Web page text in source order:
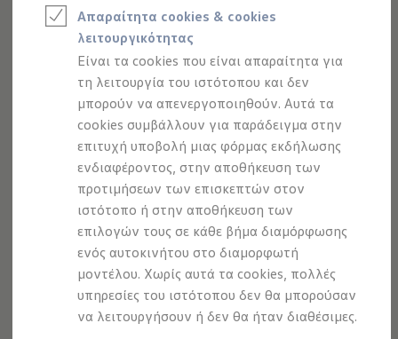
Απαραίτητα cookies & cookies
λειτουργικότητας
Είναι τα cookies που είναι απαραίτητα για
τη λειτουργία του ιστότοπου και δεν
μπορούν να απενεργοποιηθούν. Αυτά τα
cookies συμβάλλουν για παράδειγμα στην
επιτυχή υποβολή μιας φόρμας εκδήλωσης
ενδιαφέροντος, στην αποθήκευση των
προτιμήσεων των επισκεπτών στον
ιστότοπο ή στην αποθήκευση των
επιλογών τους σε κάθε βήμα διαμόρφωσης
ενός αυτοκινήτου στο διαμορφωτή
μοντέλου. Χωρίς αυτά τα cookies, πολλές
υπηρεσίες του ιστότοπου δεν θα μπορούσαν
να λειτουργήσουν ή δεν θα ήταν διαθέσιμες.
Νέο Tayron ehybrid
e-Tools για ηλεκτρικά αυτοκίνητα
Προσομοιωτής αυτονομίας
Προσομοιωτής χρόνου φόρτισης
Προσομοιωτής κόστους φόρτισης
ID. Ενημερώσεις λογισμικού
We Charge - Υπηρεσία Φόρτισης
Εύρεση δημόσιων σημείων φόρτισης
ID. Charger
Ενημέρωση ID.
Πλατφόρμα MEB
Μύθοι & Αλήθειες για την ηλεκτροκίνηση
Πού μπορώ να φορτίσω;
Πόσο μακριά μπορώ να φτάσω;
Πώς μπορώ να πληρώσω;
Πώς μπορώ να φορτίσω;
Η αντλία θερμότητας στα ID.
Η λειτουργία ανάκτησης ενέργειας κατά την
Το σύστημα πέδησης στα ID.
Διαθέσιμα νέα και μεταχειρισμένα αυτοκίνητα
Διαθέσιμα νέα αυτοκίνητα
Εναλλακτική Κινητικότητα
Είτε το όχημά σας βρίσκεται στο συνεργείο, είτε το
πρόγραμμα των ραντεβού σας είναι γεμάτο: Διατηρήστε
την κινητικότητά σας.
Υπηρεσία παραλαβής και παράδοσης
Επωφεληθείτε από τα ακόλουθα πλεονεκτήματα:
Ευέλικτη:
Ελεύθερη επιλογή τοποθεσίας παραλαβής και
παράδοσης.
Απλή:
Το Volkswagenσας θα παραληφθεί στον χώρο